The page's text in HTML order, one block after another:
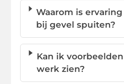
Waarom is
bij gevel spuiten?
Kan ik
werk zien?